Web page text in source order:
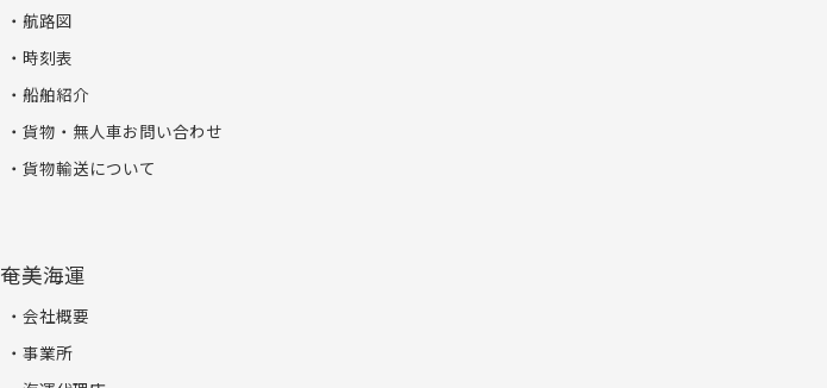
航路図
時刻表
船舶紹介
貨物・無人車お問い合わせ
貨物輸送について
奄美海運
会社概要
事業所